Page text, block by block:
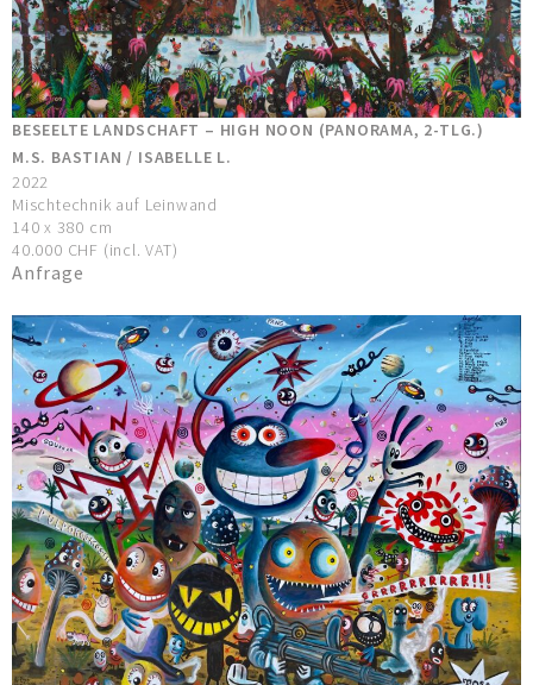
BESEELTE LANDSCHAFT – HIGH NOON (PANORAMA, 2-TLG.)
M.S. BASTIAN / ISABELLE L.
2022
Mischtechnik auf Leinwand
140 x 380 cm
40.000 CHF (incl. VAT)
Anfrage